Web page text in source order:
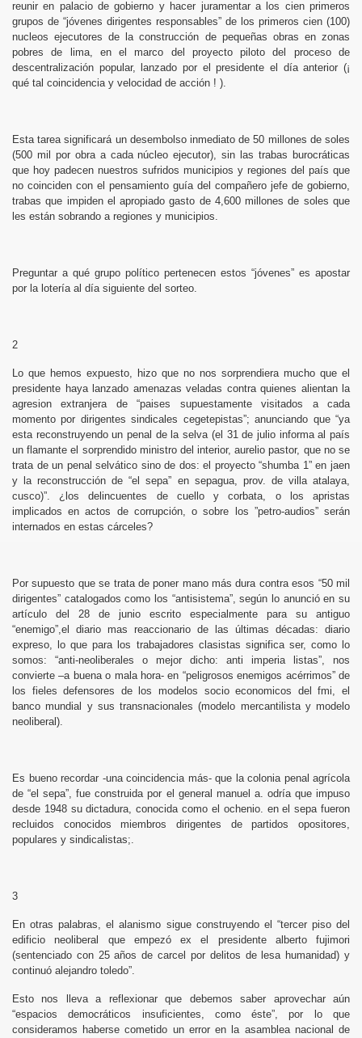
reunir en palacio de gobierno y hacer juramentar a los cien primeros
grupos de “jóvenes dirigentes responsables” de los primeros cien (100)
nucleos ejecutores de la construcción de pequeñas obras en zonas
pobres de lima, en el marco del proyecto piloto del proceso de
descentralización popular, lanzado por el presidente el día anterior (¡
qué tal coincidencia y velocidad de acción ! ).
Esta tarea significará un desembolso inmediato de 50 millones de soles
(500 mil por obra a cada núcleo ejecutor), sin las trabas burocráticas
que hoy padecen nuestros sufridos municipios y regiones del país que
no coinciden con el pensamiento guía del compañero jefe de gobierno,
trabas que impiden el apropiado gasto de 4,600 millones de soles que
les están sobrando a regiones y municipios.
Preguntar a qué grupo político pertenecen estos “jóvenes” es apostar
por la lotería al día siguiente del sorteo.
2
Lo que hemos expuesto, hizo que no nos sorprendiera mucho que el
presidente haya lanzado amenazas veladas contra quienes alientan la
agresion extranjera de “paises supuestamente visitados a cada
momento por dirigentes sindicales cegetepistas”; anunciando que “ya
esta reconstruyendo un penal de la selva (el 31 de julio informa al país
un flamante el sorprendido ministro del interior, aurelio pastor, que no se
trata de un penal selvático sino de dos: el proyecto “shumba 1” en jaen
y la reconstrucción de “el sepa” en sepagua, prov. de villa atalaya,
cusco)”. ¿los delincuentes de cuello y corbata, o los apristas
implicados en actos de corrupción, o sobre los ”petro-audios” serán
internados en estas cárceles?
Por supuesto que se trata de poner mano más dura contra esos “50 mil
dirigentes” catalogados como los “antisistema”, según lo anunció en su
artículo del 28 de junio escrito especialmente para su antiguo
“enemigo”,el diario mas reaccionario de las últimas décadas: diario
expreso, lo que para los trabajadores clasistas significa ser, como lo
somos: “anti-neoliberales o mejor dicho: anti imperia listas”, nos
convierte –a buena o mala hora- en “peligrosos enemigos acérrimos” de
los fieles defensores de los modelos socio economicos del fmi, el
banco mundial y sus transnacionales (modelo mercantilista y modelo
neoliberal).
Es bueno recordar -una coincidencia más- que la colonia penal agrícola
de “el sepa”, fue construida por el general manuel a. odría que impuso
desde 1948 su dictadura, conocida como el ochenio. en el sepa fueron
recluidos conocidos miembros dirigentes de partidos opositores,
populares y sindicalistas;.
3
En otras palabras, el alanismo sigue construyendo el “tercer piso del
edificio neoliberal que empezó ex el presidente alberto fujimori
(sentenciado con 25 años de carcel por delitos de lesa humanidad) y
continuó alejandro toledo”.
Esto nos lleva a reflexionar que debemos saber aprovechar aún
“espacios democráticos insuficientes, como éste”, por lo que
consideramos haberse cometido un error en la asamblea nacional de